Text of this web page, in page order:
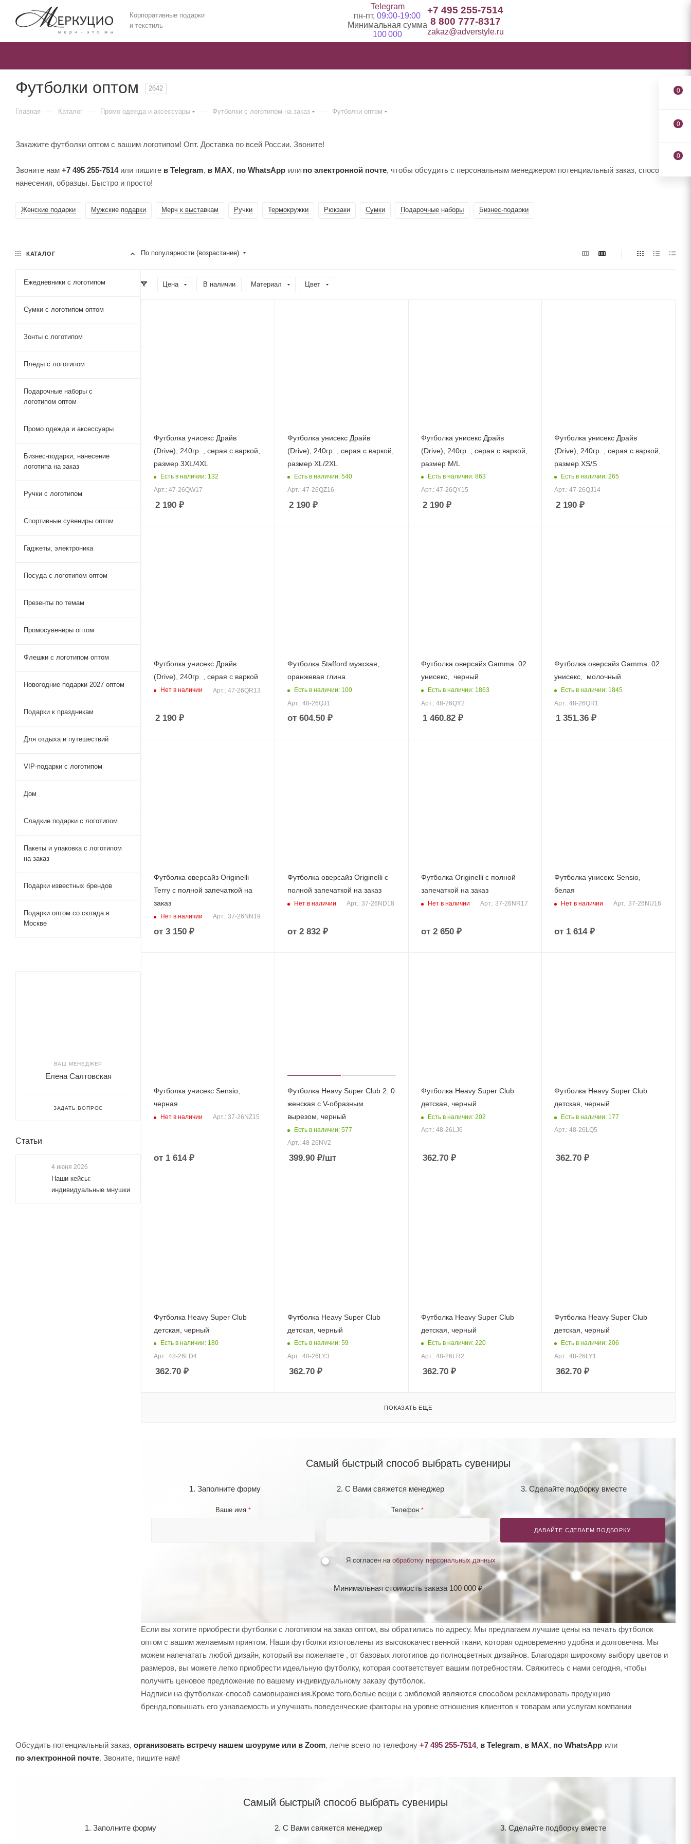
Корпоративные подарки
и текстиль
Telegram
пн-пт, 09:00-19:00
Минимальная сумма
100 000
+7 495 255-7514
8 800 777-8317
zakaz@adverstyle.ru
Футболки оптом 2642
Главная — Каталог — Промо одежда и аксессуары — Футболки с логотипом на заказ — Футболки оптом
Закажите футболки оптом с вашим логотипом! Опт. Доставка по всей России. Звоните!
Звоните нам +7 495 255-7514или пишите в Telegram, в MAX, по WhatsApp или по электронной почте, чтобы обсудить с персональным менеджером потенциальный заказ, способы
нанесения, образцы. Быстро и просто!
Женские подарки Мужские подарки Мерч к выставкам Ручки Термокружки Рюкзаки Сумки Подарочные наборы Бизнес-подарки
По популярности (возрастание)
Цена В наличии Материал Цвет
Футболка унисекс Драйв
(Drive), 240гр. , серая с варкой,
размер 3XL/4XL
Есть в наличии: 132
Арт.: 47-26QW17
2 190 ₽
Футболка унисекс Драйв
(Drive), 240гр. , серая с варкой,
размер XL/2XL
Есть в наличии: 540
Арт.: 47-26QZ16
2 190₽
Футболка унисекс Драйв
(Drive), 240гр. , серая с варкой,
размер M/L
Есть в наличии: 863
Арт.: 47-26QY15
2 190₽
Футболка унисекс Драйв
(Drive), 240гр. , серая с варкой,
размер XS/S
Есть в наличии: 265
Арт.: 47-26QJ14
2 190 ₽
Футболка унисекс Драйв
(Drive), 240гр. , серая с варкой
Нет в наличии Арт.: 47-26QR13
2 190 ₽
Футболка Stafford мужская,
оранжевая глина
Есть в наличии: 100
Арт.: 48-26QJ1
от 604.50 ₽
Футболка оверсайз Gamma. 02
унисекс, черный
Есть в наличии: 1863
Арт.: 48-26QY2
1 460.82₽
Футболка оверсайз Gamma. 02
унисекс, молочный
Есть в наличии: 1845
Арт.: 48-26QR1
1 351.36 ₽
Футболка оверсайз Originelli
Terry с полной запечаткой на
заказ
Нет в наличии Арт.: 37-26NN19
от 3 150 ₽
Футболка оверсайз Originelli с
полной запечаткой на заказ
Нет в наличии Арт.: 37-26ND18
от 2 832 ₽
Футболка Originelli с полной
запечаткой на заказ
Нет в наличии Арт.: 37-26NR17
от 2 650 ₽
Футболка унисекс Sensio,
белая
Нет в наличии Арт.: 37-26NU16
от 1 614 ₽
Футболка унисекс Sensio,
черная
Нет в наличии Арт.: 37-26NZ15
от 1 614 ₽
Футболка Heavy Super Club 2. 0
женская с V-образным
вырезом, черный
Есть в наличии: 577
Арт.: 48-26NV2
399.90₽/шт
Футболка Heavy Super Club
детская, черный
Есть в наличии: 202
Арт.: 48-26LJ6
362.70₽
Футболка Heavy Super Club
детская, черный
Есть в наличии: 177
Арт.: 48-26LQ5
362.70 ₽
Футболка Heavy Super Club
детская, черный
Есть в наличии: 180
Арт.: 48-26LD4
362.70 ₽
Футболка Heavy Super Club
детская, черный
Есть в наличии: 59
Арт.: 48-26LY3
362.70₽
Футболка Heavy Super Club
детская, черный
Есть в наличии: 220
Арт.: 48-26LR2
362.70₽
Футболка Heavy Super Club
детская, черный
Есть в наличии: 206
Арт.: 48-26LY1
362.70 ₽
ПОКАЗАТЬ ЕЩЕ
Самый быстрый способ выбрать сувениры
1. Заполните форму 2. С Вами свяжется менеджер 3. Сделайте подборку вместе
Ваше имя * Телефон*
ДАВАЙТЕ СДЕЛАЕМ ПОДБОРКУ
Я согласен на обработку персональных данных
Минимальная стоимость заказа 100 000 ₽
Если вы хотите приобрести футболки с логотипом на заказ оптом, вы обратились по адресу. Мы предлагаем лучшие цены на печать футболок
оптом с вашим желаемым принтом. Наши футболки изготовлены из высококачественной ткани, которая одновременно удобна и долговечна. Мы
можем напечатать любой дизайн, который вы пожелаете , от базовых логотипов до полноцветных дизайнов. Благодаря широкому выбору цветов и
размеров, вы можете легко приобрести идеальную футболку, которая соответствует вашим потребностям. Свяжитесь с нами сегодня, чтобы
получить ценовое предложение по вашему индивидуальному заказу футболок.
Надписи на футболках-способ самовыражения.Кроме того,белые вещи с эмблемой являются способом рекламировать продукцию
бренда,повышать его узнаваемость и улучшать поведенческие факторы на уровне отношения клиентов к товарам или услугам компании
КАТАЛОГ
Ежедневники c логотипом
Сумки с логотипом оптом
Зонты с логотипом
Пледы с логотипом
Подарочные наборы с
логотипом оптом
Промо одежда и аксессуары
Бизнес-подарки, нанесение
логотипа на заказ
Ручки c логотипом
Спортивные сувениры оптом
Гаджеты, электроника
Посуда с логотипом оптом
Презенты по темам
Промосувениры оптом
Флешки с логотипом оптом
Новогодние подарки 2027 оптом
Подарки к праздникам
Для отдыха и путешествий
VIP-подарки с логотипом
Дом
Сладкие подарки с логотипом
Пакеты и упаковка с логотипом
на заказ
Подарки известных брендов
Подарки оптом со склада в
Москве
ВАШ МЕНЕДЖЕР
Елена Салтовская
ЗАДАТЬ ВОПРОС
Статьи
4 июня 2026
Наши кейсы:
индивидуальные мнушки
Обсудить потенциальный заказ, организовать встречу нашем шоуруме или в Zoom, легче всего по телефону +7 495 255-7514, в Telegram, в MAX, по WhatsApp или
по электронной почте. Звоните, пишите нам!
Самый быстрый способ выбрать сувениры
1. Заполните форму 2. С Вами свяжется менеджер 3. Сделайте подборку вместе
0
0
0